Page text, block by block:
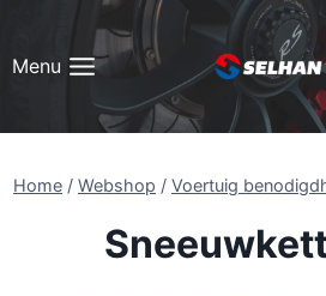
inhoud
Menu
Home / Webshop / Voertuig